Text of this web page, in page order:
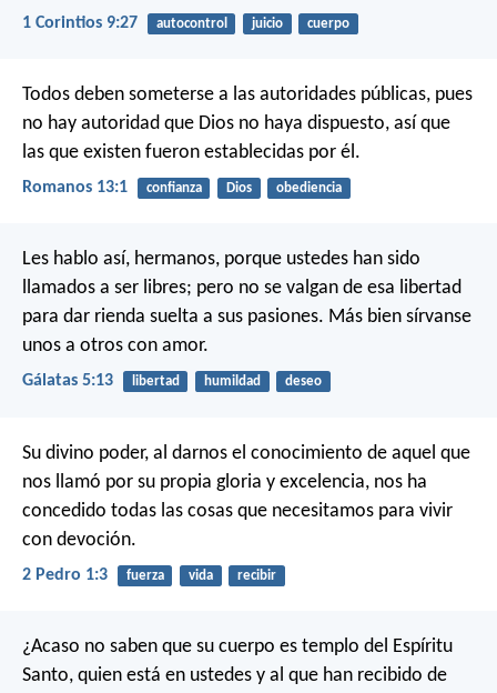
1 Corintios 9:27 autocontrol juicio cuerpo
Todos deben someterse a las autoridades públicas, pues
no hay autoridad que Dios no haya dispuesto, así que
las que existen fueron establecidas por él.
Romanos 13:1 confianza Dios obediencia
Les hablo así, hermanos, porque ustedes han sido
llamados a ser libres; pero no se valgan de esa libertad
para dar rienda suelta a sus pasiones. Más bien sírvanse
unos a otros con amor.
Gálatas 5:13 libertad humildad deseo
Su divino poder, al darnos el conocimiento de aquel que
nos llamó por su propia gloria y excelencia, nos ha
concedido todas las cosas que necesitamos para vivir
con devoción.
2 Pedro 1:3 fuerza vida recibir
¿Acaso no saben que su cuerpo es templo del Espíritu
Santo, quien está en ustedes y al que han recibido de